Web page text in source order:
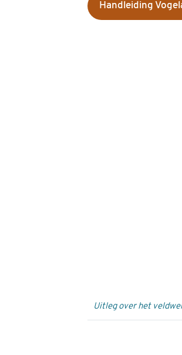
Handleiding
Uitleg over het